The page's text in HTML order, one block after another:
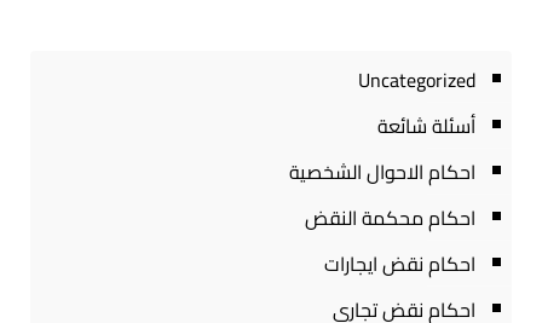
Uncategorized
أسئلة شائعة
احكام الاحوال الشخصية
احكام محكمة النقض
احكام نقض ايجارات
احكام نقض تجارى